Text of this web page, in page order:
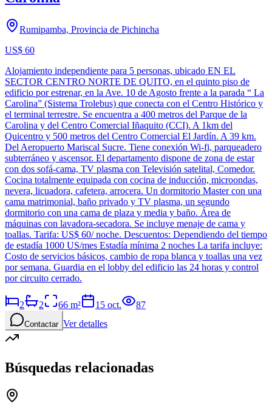
Rumipamba, Provincia de Pichincha
US$ 60
Alojamiento independiente para 5 personas, ubicado EN EL
SECTOR CENTRO NORTE DE QUITO, en el quinto piso de
edificio por estrenar, en la Ave. 10 de Agosto frente a la parada “ La
Carolina” (Sistema Trolebus) que conecta con el Centro Histórico y
el terminal terrestre. Se encuentra a 400 metros del Parque de la
Carolina y del Centro Comercial Iñaquito (CCI). A 1km del
Quicentro y 500 metros del Centro Comercial El Jardín. A 39 km.
Del Aeropuerto Mariscal Sucre. Tiene conexión Wi-fi, parqueadero
subterráneo y ascensor. El departamento dispone de zona de estar
con dos sofá-cama, TV plasma con Televisión satelital, Comedor.
Cocina totalmente equipada con cocina de inducción, microondas,
nevera, licuadora, cafetera, arrocera. Un dormitorio Master con una
cama matrimonial, baño privado y TV plasma, un segundo
dormitorio con una cama de plaza y media y baño. Área de
máquinas con lavadora-secadora. Se incluye menaje de cama y
toallas. Tarifa: US$ 60/ noche. Descuentos: Dependiendo del tiempo
de estadía 1000 US/mes Estadía mínima 2 noches La tarifa incluye:
Costo de servicios básicos, cambio de ropa blanca y toallas una vez
por semana. Guardia en el lobby del edificio las 24 horas y control
por circuito cerrado.
2 2 66 m² 15 oct. 87
Contactar Ver detalles
Búsquedas relacionadas